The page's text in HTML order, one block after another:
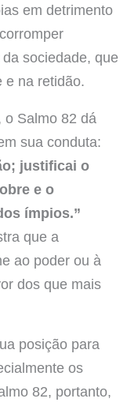
em detrimento
sociedade, que
e na retidão.
o Salmo 82 dá
sua conduta:
justificai o
e o
ímpios.”
que a
ao poder ou à
dos que mais
posição para
os
82, portanto,